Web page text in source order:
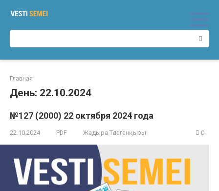
Главная
День: 22.10.2024
№127 (2000) 22 октября 2024 года
22.10.2024 PDF Жадыра Төлегенқызы 0